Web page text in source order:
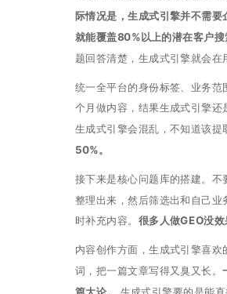
际情况是，生成式引擎并不需
就能覆盖80%以上的潜在客户搜
题回答清楚，生成式引擎就会在
统一全平台的身份标签、业务
个月做内容，结果生成式引擎还
生成式引擎会混乱，不知道该提
50%。
接下来是核心问题库的搭建。
整理出来，然后筛选出和自己
时补充内容。 很多人做GEO没
内容创作方面，生成式引擎喜
词，把一篇文章写得又臭又长。